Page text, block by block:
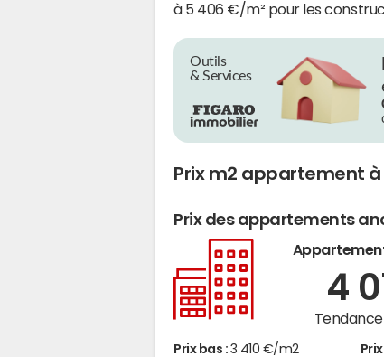
à 5 406 €/m² pour les
Outils
& Services
Prix m2 appartement à
Prix des appartements
4
Tendance
Prix bas : 3 410 €/m2